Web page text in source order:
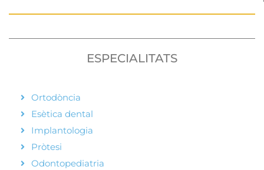
ESPECIALITATS
Ortodòncia
Esètica dental
Implantologia
Pròtesi
Odontopediatria